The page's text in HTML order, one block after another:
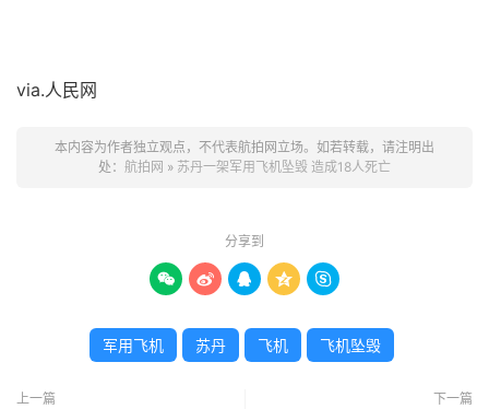
via.人民网
本内容为作者独立观点，不代表航拍网立场。如若转载，请注明出
处： 航拍网 » 苏丹一架军用飞机坠毁 造成18人死亡
分享到
    
军用飞机 苏丹 飞机 飞机坠毁
上一篇 下一篇